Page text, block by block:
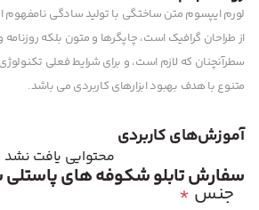
لورم ایپسوم متن ساختگی با تولید سادگی نامفهوم
از طراحان گرافیک است، چاپگرها و متون بلکه
سطرآنچنان که لازم است، و برای شرایط فعلی تکنولوژی
متنوع با هدف بهبود ابزارهای کاربردی می باشد.
آموزش‌های کاربردی
محتوایی یافت نشد
سفارش تابلو شکوفه های
* جنس